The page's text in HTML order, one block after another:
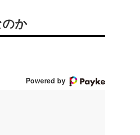
のか
Powered by